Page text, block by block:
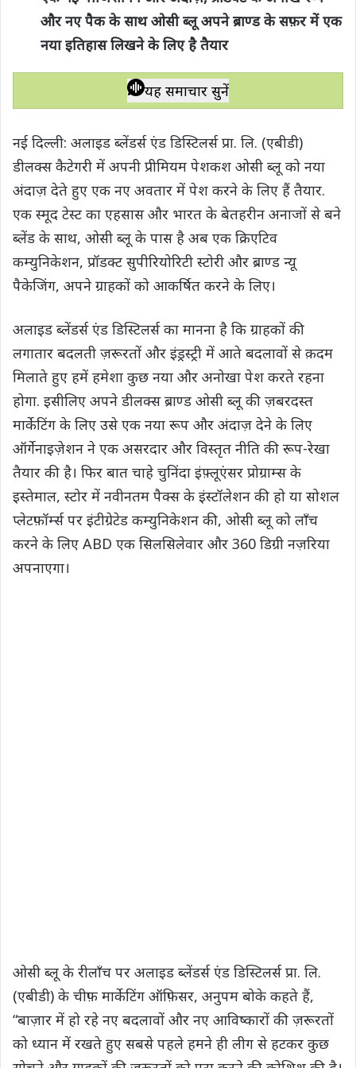
t
s
p
e
b
k
t
t
e
g
a
m
y
L
n
k
r
e
और नए पैक के साथ ओसी ब्लू अपने ब्राण्ड के सफ़र में एक
नया इतिहास लिखने के लिए है तैयार
यह समाचार सुनें
नई दिल्ली: अलाइड ब्लेंडर्स एंड डिस्टिलर्स प्रा. लि. (एबीडी)
डीलक्स कैटेगरी में अपनी प्रीमियम पेशकश ओसी ब्लू को नया
अंदाज़ देते हुए एक नए अवतार में पेश करने के लिए हैं तैयार.
एक स्मूद टेस्ट का एहसास और भारत के बेतहरीन अनाजों से बने
ब्लेंड के साथ, ओसी ब्लू के पास है अब एक क्रिएटिव
कम्युनिकेशन, प्रॉडक्ट सुपीरियोरिटी स्टोरी और ब्राण्ड न्यू
पैकेजिंग, अपने ग्राहकों को आकर्षित करने के लिए।
अलाइड ब्लेंडर्स एंड डिस्टिलर्स का मानना है कि ग्राहकों की
लगातार बदलती ज़रूरतों और इंड्रस्ट्री में आते बदलावों से क़दम
मिलाते हुए हमें हमेशा कुछ नया और अनोखा पेश करते रहना
होगा. इसीलिए अपने डीलक्स ब्राण्ड ओसी ब्लू की ज़बरदस्त
मार्केटिंग के लिए उसे एक नया रूप और अंदाज़ देने के लिए
ऑर्गेनाइज़ेशन ने एक असरदार और विस्तृत नीति की रूप-रेखा
तैयार की है। फिर बात चाहे चुनिंदा इंफ़्लूएंसर प्रोग्राम्स के
इस्तेमाल, स्टोर में नवीनतम पैक्स के इंस्टॉलेशन की हो या सोशल
प्लेटफ़ॉर्म्स पर इंटीग्रेटेड कम्युनिकेशन की, ओसी ब्लू को लाँच
करने के लिए ABD एक सिलसिलेवार और 360 डिग्री नज़रिया
अपनाएगा।
ओसी ब्लू के रीलाँच पर अलाइड ब्लेंडर्स एंड डिस्टिलर्स प्रा. लि.
(एबीडी) के चीफ़ मार्केटिंग ऑफ़िसर, अनुपम बोके कहते हैं,
“बाज़ार में हो रहे नए बदलावों और नए आविष्कारों की ज़रूरतों
को ध्यान में रखते हुए सबसे पहले हमने ही लीग से हटकर कुछ